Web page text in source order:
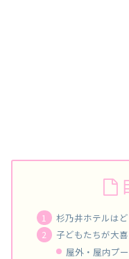
杉乃井ホテルは
子どもたちが大
屋外・屋内プ